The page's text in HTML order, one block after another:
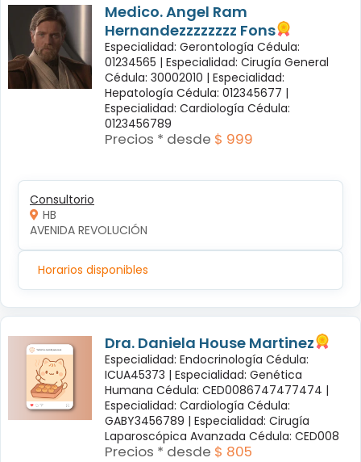
Medico. Angel Ram
Hernandezzzzzzzz Fons
Especialidad: Gerontología Cédula:
01234565 | Especialidad: Cirugía General
Cédula: 30002010 | Especialidad:
Hepatología Cédula: 012345677 |
Especialidad: Cardiología Cédula:
0123456789
Precios * desde $ 999
Consultorio
HB
AVENIDA REVOLUCIÓN
Horarios disponibles
Dra. Daniela House Martinez
Especialidad: Endocrinología Cédula:
ICUA45373 | Especialidad: Genética
Humana Cédula: CED0086747477474 |
Especialidad: Cardiología Cédula:
GABY3456789 | Especialidad: Cirugía
Laparoscópica Avanzada Cédula: CED008
Precios * desde $ 805